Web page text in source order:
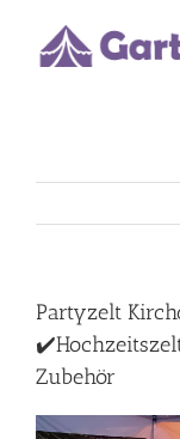
content
Partyzelt
Zubehör